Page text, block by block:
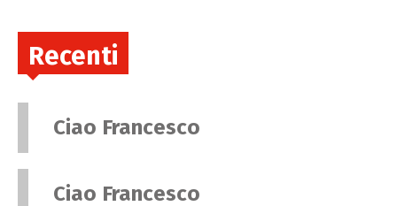
Recenti
Ciao Francesco
Ciao Francesco